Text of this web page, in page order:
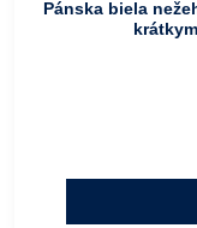
Pánska biela